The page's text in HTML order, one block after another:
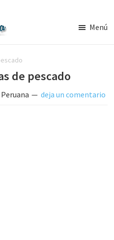
Menú
de pescado
deja un comentario